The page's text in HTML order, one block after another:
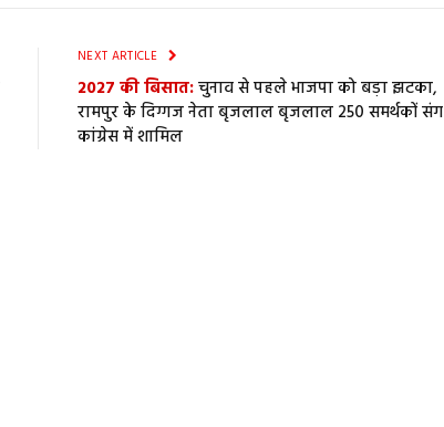
NEXT ARTICLE
2027 की बिसात:चुनाव से पहले भाजपा को बड़ा झटका,
रामपुर के दिग्गज नेता बृजलाल बृजलाल 250 समर्थकों संग
कांग्रेस में शामिल